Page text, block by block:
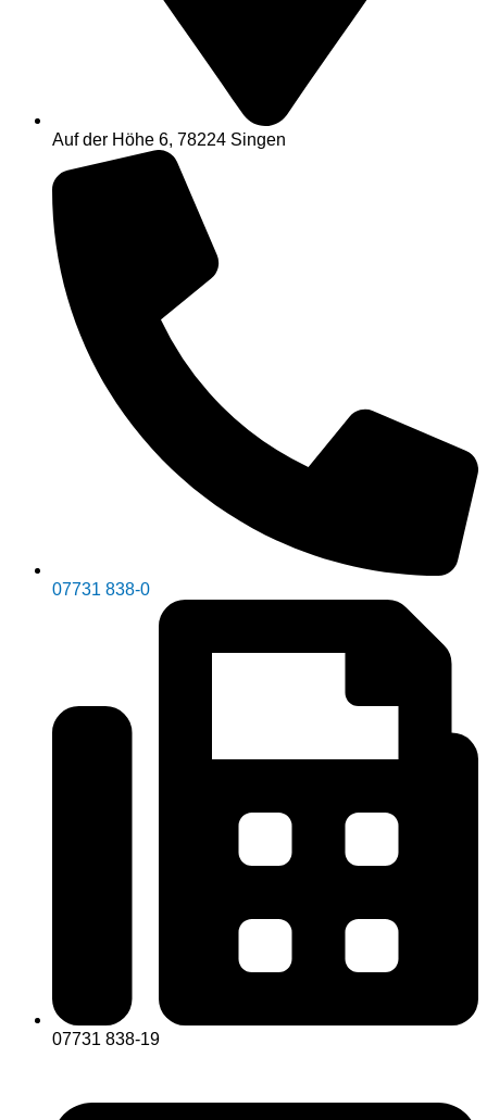
Auf der Höhe 6, 78224 Singen
07731 838-0
07731 838-19